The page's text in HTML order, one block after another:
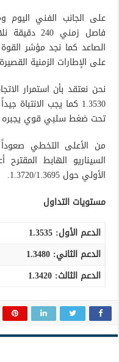
على الجانب الفني اليوم
فاصل زمني
الصاعد كما نجد مؤشر
على الإطارات الزمنية
نحن نعتقد بأن استمرار
1.3530 كما يجب
تحت ضغط سلبي قوي يجبره على
السيناريو الهابط
الأولي حول 1.3720/1.3695.
مستويات التداول
الدعم الأول: 1.3535
الدعم الثاني: 1.3480
الدعم الثالث: